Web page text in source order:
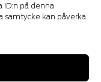
på denna
kan påverka